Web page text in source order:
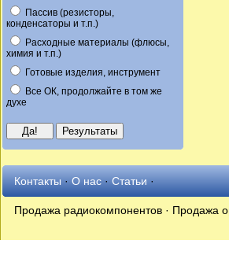
Пассив (резисторы,
конденсаторы и т.п.)
Расходные материалы (флюсы,
химия и т.п.)
Готовые изделия, инструмент
Все ОК, продолжайте в том же
духе
Контакты·О нас·Статьи·
Продажа радиокомпонентов · Продажа